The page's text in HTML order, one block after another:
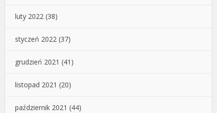
luty 2022 (38)
styczeń 2022 (37)
grudzień 2021 (41)
listopad 2021 (20)
październik 2021 (44)